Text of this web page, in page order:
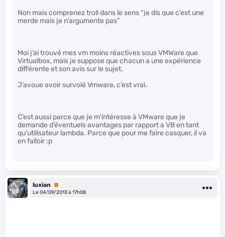
Non mais comprenez troll dans le sens “je dis que c’est une
merde mais je n’argumente pas”
Moi j’ai trouvé mes vm moins réactives sous VMWare que
Virtualbox, mais je suppose que chacun a une expérience
différente et son avis sur le sujet.
J’avoue avoir survolé Vmware, c’est vrai.
C’est aussi parce que je m’intéresse à VMware que je
demande d’éventuels avantages par rapport a VB en tant
qu’utilisateur lambda. Parce que pour me faire casquer, il va
en falloir :p
luxian
Premium
Le 04/09/2013 à 17h08